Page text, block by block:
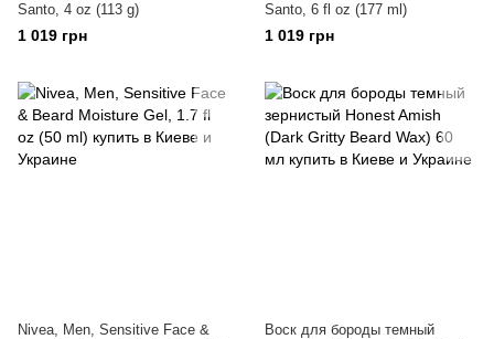
Santo, 4 oz (113 g)
1 019 грн
Santo, 6 fl oz (177 ml)
1 019 грн
Nivea, Men, Sensitive Face &
Воск для бороды темный